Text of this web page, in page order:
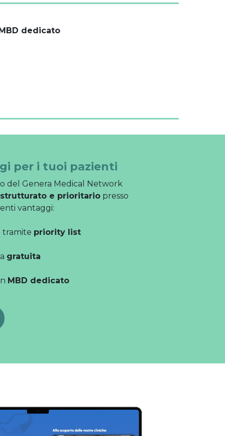
dedicato
per i tuoi pazienti
del Genera Medical Network
e prioritariopresso
vantaggi:
tramite priority list
gratuita
MBD dedicato